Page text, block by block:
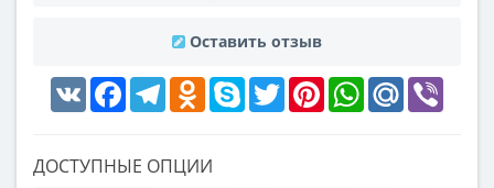
Оставить отзыв
VK FacebookTelegramOdnoklassniki
Skype Twitter PinterestWhatsAppMail.Ru
ДОСТУПНЫЕ ОПЦИИ